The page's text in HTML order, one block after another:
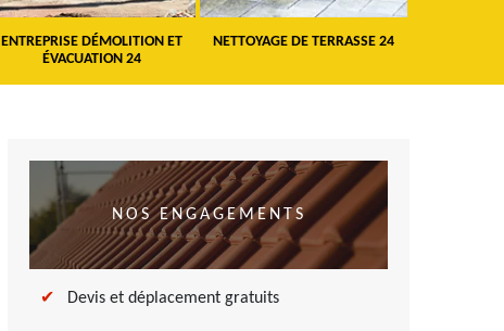
ENTREPRISE DÉMOLITION ET
ÉVACUATION 24
NETTOYAGE DE TERRASSE 24
NOS ENGAGEMENTS
Devis et déplacement gratuits